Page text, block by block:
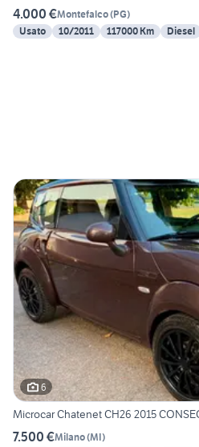
4.000 €Montefalco(PG)
Usato
10/2011 117000 Km Diesel
6
Microcar Chatenet CH26 2015
7.500 €Milano(MI)